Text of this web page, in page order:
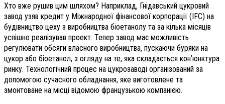
Хто вже рушив цим шляхом? Наприклад, Гнідавський цукровий
завод узяв кредит у Міжнародної фінансової корпорації (IFC) на
будівництво цеху з виробництва біоетанолу та за кілька місяців
успішно реалізував проект. Тепер завод має можливість
регулювати обсяги власного виробництва, пускаючи буряки на
цукор або біоетанол, з огляду на те, яка складається кон’юнктура
ринку. Технологічний процес на цукрозаводі організований за
допомогою сучасного обладнання, яке виготовлене та
змонтоване на місці відомою французькою компанією.